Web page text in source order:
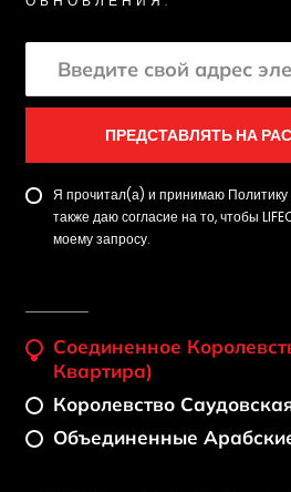
ПРЕДСТАВЛЯТЬ НА
Я прочитал(а) и принимаю
также даю согласие на то, чтобы
моему запросу.
Соединенное
Квартира)
Королевство
Объединенные